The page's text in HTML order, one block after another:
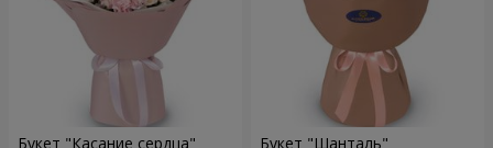
Букет "Касание сердца" Букет "Шанталь"